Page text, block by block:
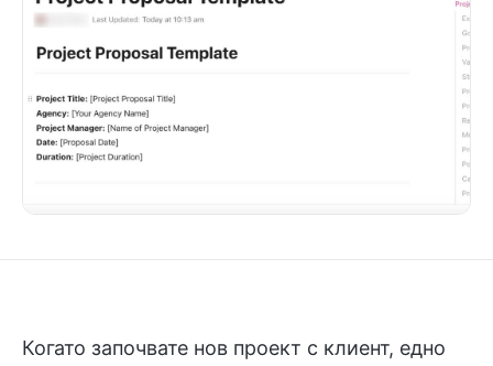
Когато започвате нов проект с клиент, едно